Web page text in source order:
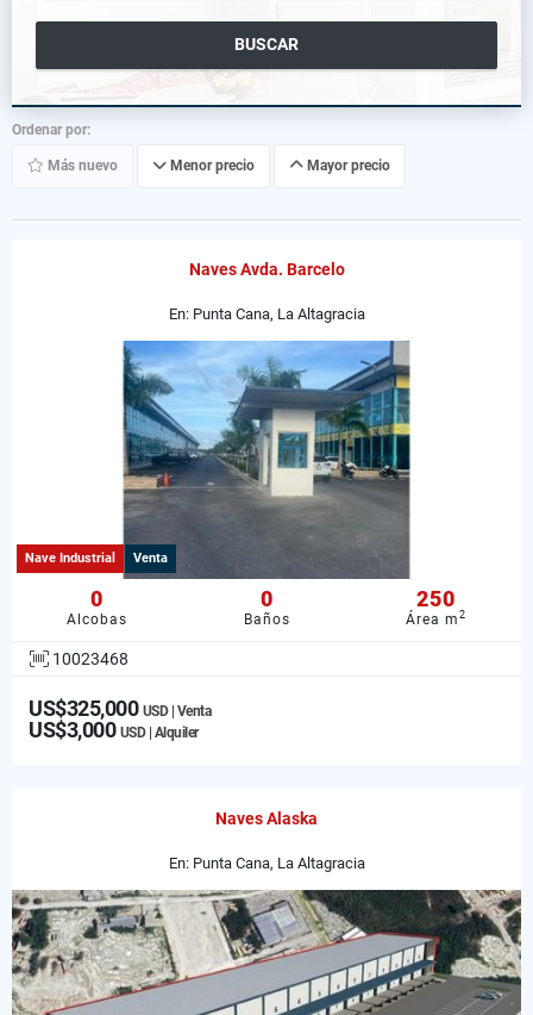
BUSCAR
Ordenar por:
Más nuevo Menor precio Mayor precio
Naves Avda. Barcelo
En: Punta Cana, La Altagracia
Nave Industrial Venta
0
Alcobas
0
Baños
250
Área m2
10023468
US$325,000 USD | Venta
US$3,000 USD | Alquiler
Naves Alaska
En: Punta Cana, La Altagracia